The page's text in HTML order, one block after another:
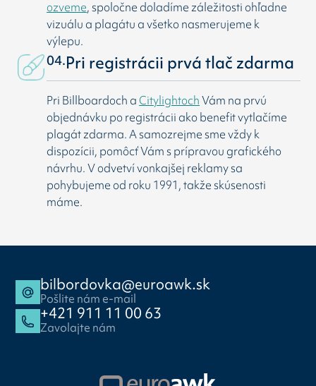
ozveme, spoločne doladíme záležitosti ohľadne
vizuálu a plagátu a všetko nasmerujeme k
výlepu.
04.Pri registrácii prvá tlač zdarma
Pri Billboardoch aCitylightochVám na prvú
objednávku po registrácii ako benefit vytlačíme
plagát zdarma. A samozrejme sme vždy k
dispozícii, pomôcť Vám s prípravou grafického
návrhu. V odvetví vonkajšej reklamy sa
pohybujeme od roku 1991, takže skúsenosti
máme.
bilbordovka@euroawk.sk
Pošlite nám e-mail
+421 911 11 00 63
Zavolajte nám